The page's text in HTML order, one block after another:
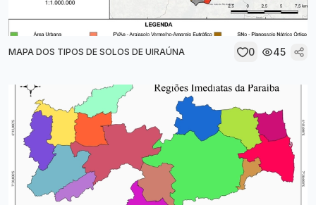
MAPA DOS TIPOS DE SOLOS DE UIRAÚNA 0 45